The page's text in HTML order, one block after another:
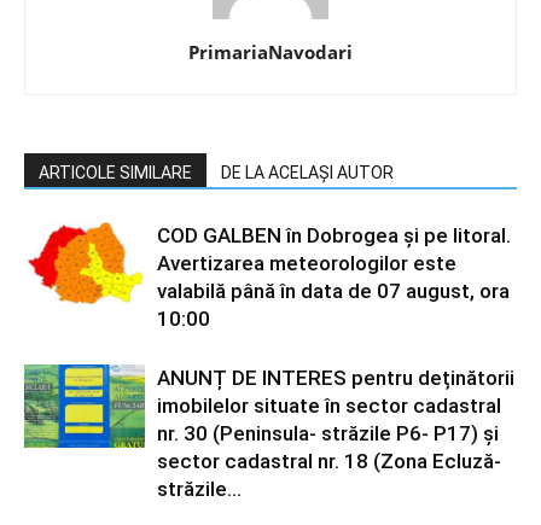
PrimariaNavodari
ARTICOLE SIMILARE DE LA ACELAȘI AUTOR
COD GALBEN în Dobrogea și pe litoral.
Avertizarea meteorologilor este
valabilă până în data de 07 august, ora
10:00
ANUNȚ DE INTERES pentru deținătorii
imobilelor situate în sector cadastral
nr. 30 (Peninsula- străzile P6- P17) și
sector cadastral nr. 18 (Zona Ecluză-
străzile...